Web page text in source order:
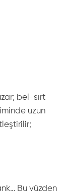
bel-sırt
uzun
Bu yüzden